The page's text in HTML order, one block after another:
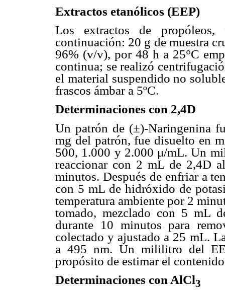
Extractos etanólicos (EEP)
Los extractos de
continuación: 20 g de muestra
96% (v/v), por 48 h a 25°C
continua; se realizó
el material suspendido no
frascos ámbar a 5ºC.
Determinaciones con 2,4D
Un patrón de (±)-Naringenina
mg del patrón, fue disuelto en
500, 1.000 y 2.000 μ/mL. Un
reaccionar con 2 mL de 2,4D
minutos. Después de enfriar a
con 5 mL de hidróxido de
temperatura ambiente por 2
tomado, mezclado con 5 mL
durante 10 minutos para
colectado y ajustado a 25 mL.
a 495 nm. Un mililitro del
propósito de estimar el
Determinaciones con AlCl3